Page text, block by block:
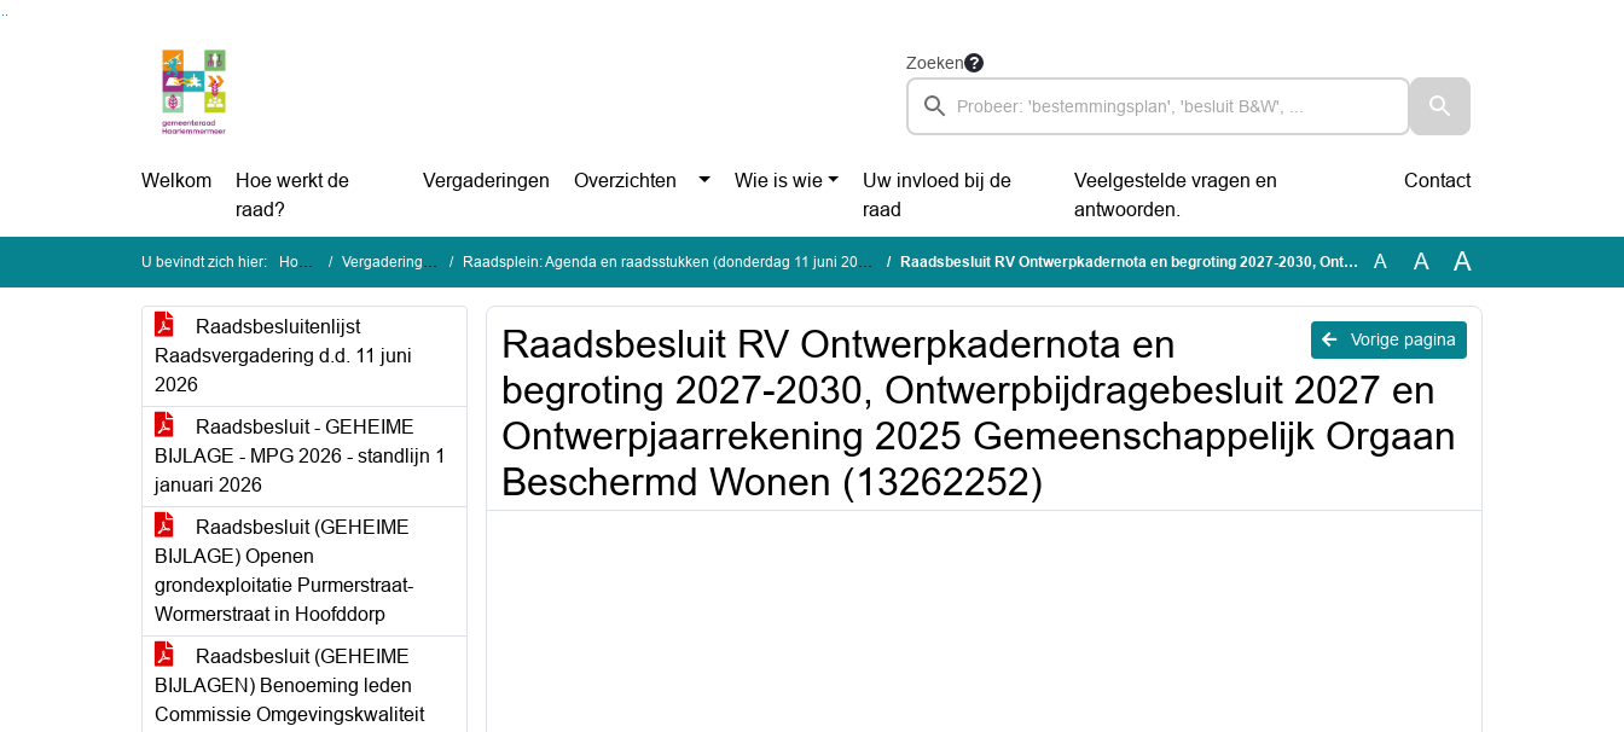
Zoeken
Welkom
Hoe werkt de
raad?
Vergaderingen Overzichten Wie is wie
Uw invloed bij de
raad
Veelgestelde vragen en
antwoorden.
Contact
U bevindt zich hier: Home Vergaderingen Raadsplein: Agenda en raadsstukken (donderdag 11 juni 2026) Raadsbesluit RV Ontwerpkadernota en begroting 2027-2030, Ontwerpbijdragebesluit 2027 en Ontwerpjaarrekening 2025 Gemeenschappelijk Orgaan Beschermd Wonen (13262252) A A A
Raadsbesluitenlijst
Raadsvergadering d.d. 11 juni
2026
Raadsbesluit - GEHEIME
BIJLAGE - MPG 2026 - standlijn 1
januari 2026
Raadsbesluit (GEHEIME
BIJLAGE) Openen
grondexploitatie Purmerstraat-
Wormerstraat in Hoofddorp
Raadsbesluit (GEHEIME
BIJLAGEN) Benoeming leden
Commissie Omgevingskwaliteit
Vorige pagina
Raadsbesluit RV Ontwerpkadernota en
begroting 2027-2030, Ontwerpbijdragebesluit 2027 en
Ontwerpjaarrekening 2025 Gemeenschappelijk Orgaan
Beschermd Wonen (13262252)